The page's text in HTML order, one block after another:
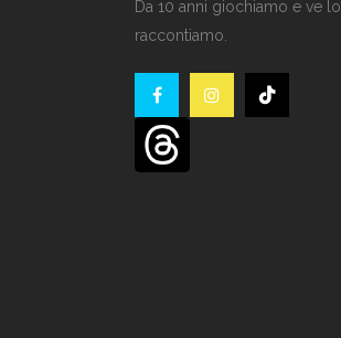
Da 10 anni giochiamo e ve lo
raccontiamo.